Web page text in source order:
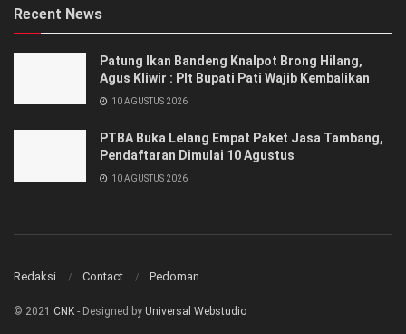
Recent News
Patung Ikan Bandeng Knalpot Brong Hilang,
Agus Kliwir : Plt Bupati Pati Wajib Kembalikan
10 AGUSTUS 2026
PTBA Buka Lelang Empat Paket Jasa Tambang,
Pendaftaran Dimulai 10 Agustus
10 AGUSTUS 2026
Redaksi Contact Pedoman
© 2021 CNK - Designed by Universal Webstudio